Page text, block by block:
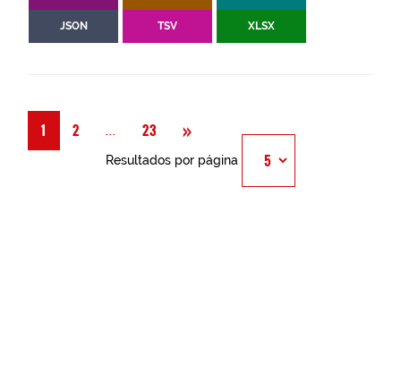
JSON TSV XLSX
1 2 Página
... 23 » Siguiente
Resultados por página